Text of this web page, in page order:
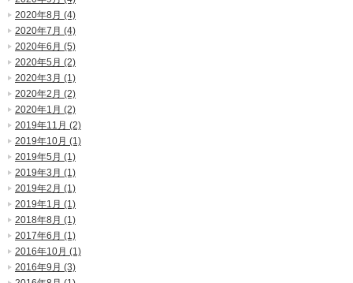
2020年8月 (4)
2020年7月 (4)
2020年6月 (5)
2020年5月 (2)
2020年3月 (1)
2020年2月 (2)
2020年1月 (2)
2019年11月 (2)
2019年10月 (1)
2019年5月 (1)
2019年3月 (1)
2019年2月 (1)
2019年1月 (1)
2018年8月 (1)
2017年6月 (1)
2016年10月 (1)
2016年9月 (3)